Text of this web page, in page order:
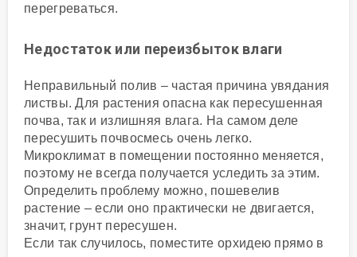
перегреваться.
Недостаток или переизбыток влаги
Неправильный полив – частая причина увядания
листвы. Для растения опасна как пересушенная
почва, так и излишняя влага. На самом деле
пересушить почвосмесь очень легко.
Микроклимат в помещении постоянно меняется,
поэтому не всегда получается уследить за этим.
Определить проблему можно, пошевелив
растение – если оно практически не двигается,
значит, грунт пересушен.
Если так случилось, поместите орхидею прямо в